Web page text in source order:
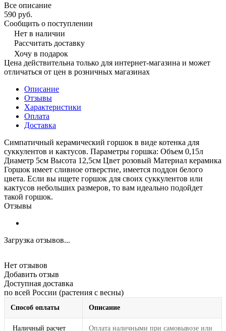
Все описание
590 руб.
Сообщить о поступлении
Нет в наличии
Рассчитать доставку
Хочу в подарок
Цена действительна только для интернет-магазина и может
отличаться от цен в розничных магазинах
Описание
Отзывы
Характеристики
Оплата
Доставка
Симпатичный керамический горшок в виде котенка для
суккулентов и кактусов. Параметры горшка: Объем 0,15л
Диаметр 5см Высота 12,5см Цвет розовый Материал керамика
Горшок имеет сливное отверстие, имеется поддон белого
цвета. Если вы ищете горшок для своих суккулентов или
кактусов небольших размеров, то вам идеально подойдет
такой горшок.
Отзывы
Загрузка отзывов...
Нет отзывов
Добавить отзыв
Доступная доставка
по всей России (растения с весны)
Способ оплаты Описание
Наличный расчет
Оплата наличными при самовывозе или